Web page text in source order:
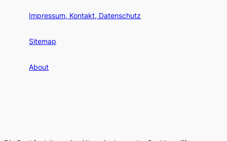
Impressum, Kontakt, Datenschutz
Sitemap
About